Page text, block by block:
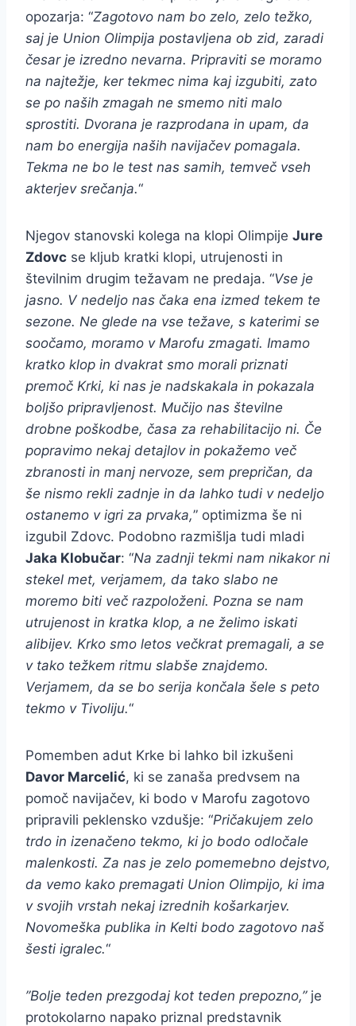
opozarja: “Zagotovo nam bo zelo, zelo težko,
saj je Union Olimpija postavljena ob zid, zaradi
česar je izredno nevarna. Pripraviti se moramo
na najtežje, ker tekmec nima kaj izgubiti, zato
se po naših zmagah ne smemo niti malo
sprostiti. Dvorana je razprodana in upam, da
nam bo energija naših navijačev pomagala.
Tekma ne bo le test nas samih, temveč vseh
akterjev srečanja.“
Njegov stanovski kolega na klopi Olimpije Jure
Zdovc se kljub kratki klopi, utrujenosti in
številnim drugim težavam ne predaja. “Vse je
jasno. V nedeljo nas čaka ena izmed tekem te
sezone. Ne glede na vse težave, s katerimi se
soočamo, moramo v Marofu zmagati. Imamo
kratko klop in dvakrat smo morali priznati
premoč Krki, ki nas je nadskakala in pokazala
boljšo pripravljenost. Mučijo nas številne
drobne poškodbe, časa za rehabilitacijo ni. Če
popravimo nekaj detajlov in pokažemo več
zbranosti in manj nervoze, sem prepričan, da
še nismo rekli zadnje in da lahko tudi v nedeljo
ostanemo v igri za prvaka,” optimizma še ni
izgubil Zdovc. Podobno razmišlja tudi mladi
Jaka Klobučar: “Na zadnji tekmi nam nikakor ni
stekel met, verjamem, da tako slabo ne
moremo biti več razpoloženi. Pozna se nam
utrujenost in kratka klop, a ne želimo iskati
alibijev. Krko smo letos večkrat premagali, a se
v tako težkem ritmu slabše znajdemo.
Verjamem, da se bo serija končala šele s peto
tekmo v Tivoliju.“
Pomemben adut Krke bi lahko bil izkušeni
Davor Marcelić, ki se zanaša predvsem na
pomoč navijačev, ki bodo v Marofu zagotovo
pripravili peklensko vzdušje: “Pričakujem zelo
trdo in izenačeno tekmo, ki jo bodo odločale
malenkosti. Za nas je zelo pomemebno dejstvo,
da vemo kako premagati Union Olimpijo, ki ima
v svojih vrstah nekaj izrednih košarkarjev.
Novomeška publika in Kelti bodo zagotovo naš
šesti igralec.“
”Bolje teden prezgodaj kot teden prepozno,”je
protokolarno napako priznal predstavnik